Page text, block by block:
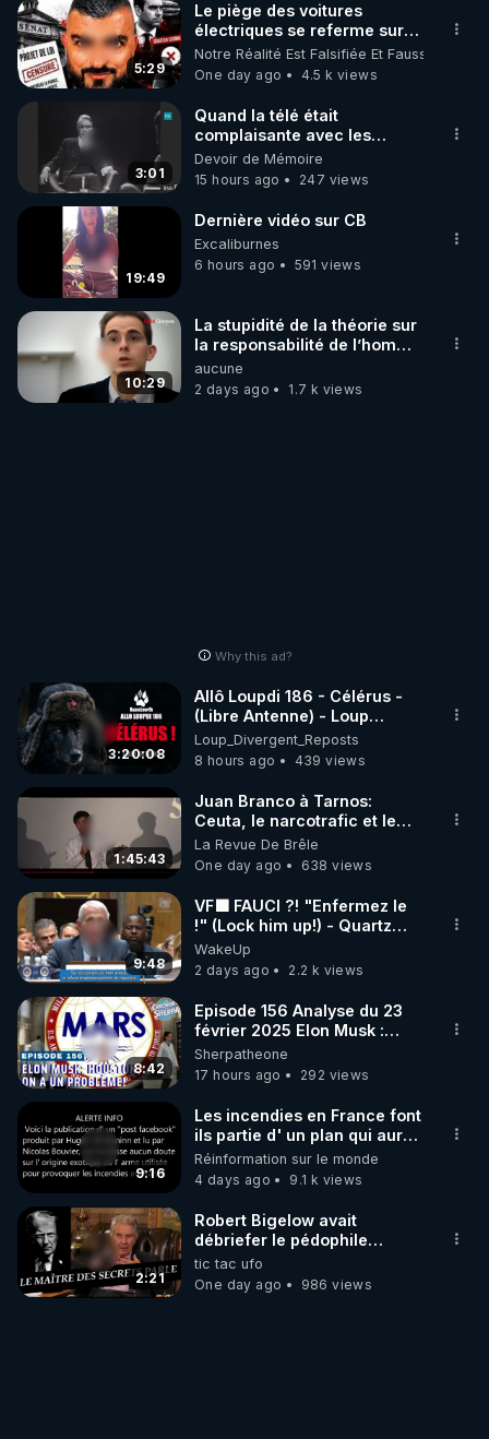
5:29
Le piège des voitures
électriques se referme sur
les usagers !
Notre Réalité Est Falsifiée Et Fausse
One day ago
4.5 k views
3:01
Quand la télé était
complaisante avec les
pédophiles
Devoir de Mémoire
15 hours ago
247 views
19:49
Dernière vidéo sur CB
Excaliburnes
6 hours ago
591 views
10:29
La stupidité de la théorie sur
la responsabilité de l’homme
concernant le dioxyde de
carbone.
aucune
2 days ago
1.7 k views
Why this ad?
3:20:08
Allô Loupdi 186 - Célérus -
(Libre Antenne) - Loup
Divergent 2026.08.06
Loup_Divergent_Reposts
8 hours ago
439 views
1:45:43
Juan Branco à Tarnos:
Ceuta, le narcotrafic et le
pouvoir en France
La Revue De Brêle
One day ago
638 views
9:48
VF🟩 FAUCI ?! "Enfermez le
!" (Lock him up!) - Quartz
Traduction
WakeUp
2 days ago
2.2 k views
8:42
Episode 156 Analyse du 23
février 2025 Elon Musk :
Houston , on a un problème !
Sherpatheone
17 hours ago
292 views
9:16
Les incendies en France font
ils partie d' un plan qui aurait
débuté le 11 septembre 2001
?
Réinformation sur le monde
4 days ago
9.1 k views
2:21
Robert Bigelow avait
débriefer le pédophile
génocidaire de donald j
trump
tic tac ufo
One day ago
986 views